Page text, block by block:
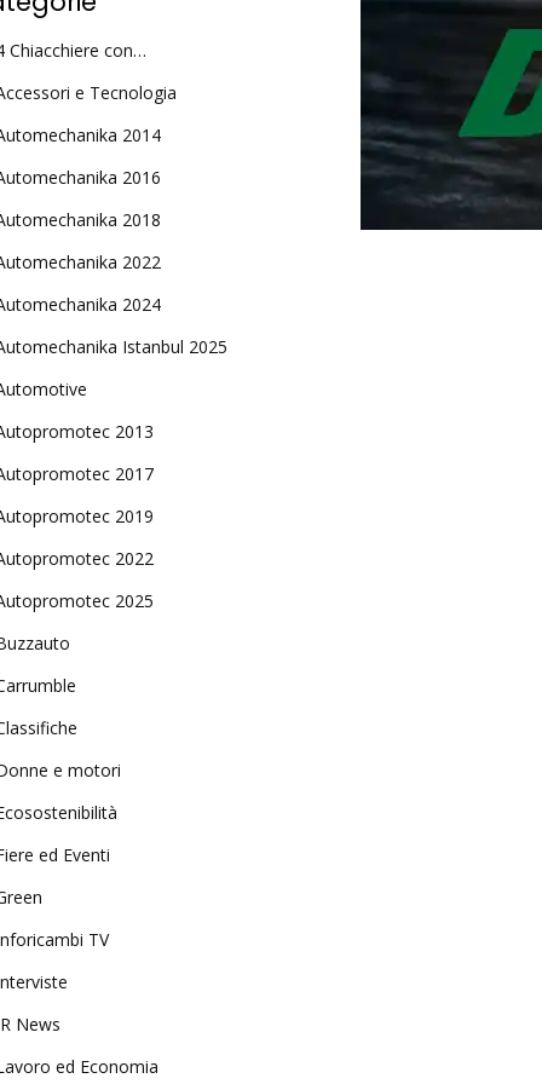
Chiacchiere con…
e Tecnologia
2014
2016
2018
2022
2024
Istanbul 2025
2013
2017
2019
2022
2025
e motori
ed Eventi
TV
News
ed Economia